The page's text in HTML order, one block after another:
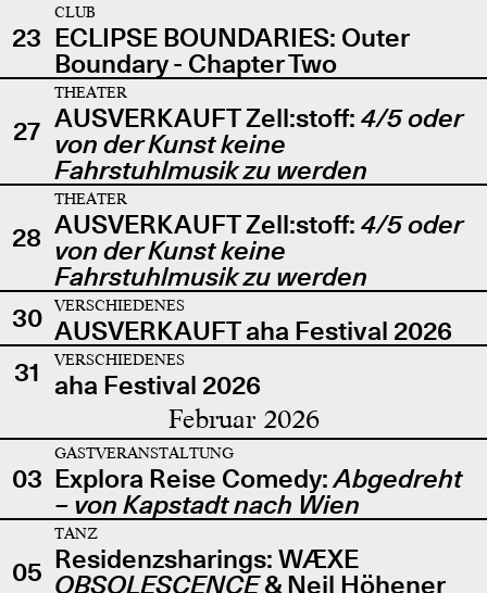
23
CLUB
ECLIPSE BOUNDARIES: Outer
Boundary - Chapter Two
27
THEATER
AUSVERKAUFT Zell:stoff: 4/5 oder
von der Kunst keine
Fahrstuhlmusik zu werden
28
THEATER
AUSVERKAUFT Zell:stoff: 4/5 oder
von der Kunst keine
Fahrstuhlmusik zu werden
30
VERSCHIEDENES
AUSVERKAUFT aha Festival 2026
31
VERSCHIEDENES
aha Festival 2026
Februar 2026
03
GASTVERANSTALTUNG
Explora Reise Comedy:Abgedreht
– von Kapstadt nach Wien
05
TANZ
Residenzsharings: WÆXE
OBSOLESCENCE& Neil Höhener